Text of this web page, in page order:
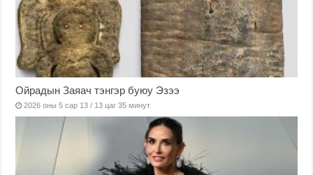
Ойрадын Заяач тэнгэр буюу Эзээ
2026 оны 5 сар 13 / 13 цаг 35 минут